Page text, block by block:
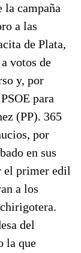
la campaña
a las
de Plata,
votos de
y, por
para
(PP). 365
por
en sus
el primer edil
a los
del
la que